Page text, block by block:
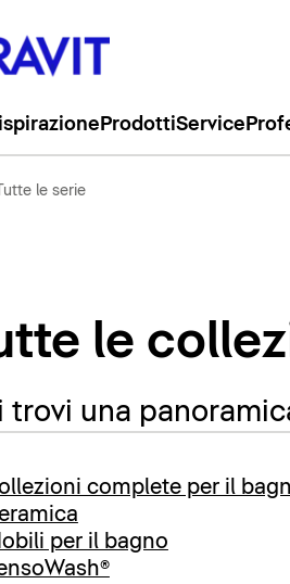
ProdottiService
Tutte le serie
le
trovi una
complete per il
per il bagno